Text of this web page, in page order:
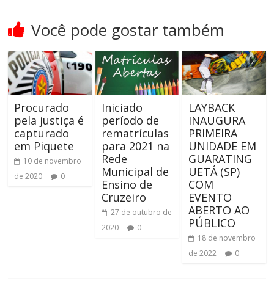
Você pode gostar também
Procurado
pela justiça é
capturado
em Piquete
10 de novembro
de 2020
0
Iniciado
período de
rematrículas
para 2021 na
Rede
Municipal de
Ensino de
Cruzeiro
27 de outubro de
2020
0
LAYBACK
INAUGURA
PRIMEIRA
UNIDADE EM
GUARATING
UETÁ (SP)
COM
EVENTO
ABERTO AO
PÚBLICO
18 de novembro
de 2022
0